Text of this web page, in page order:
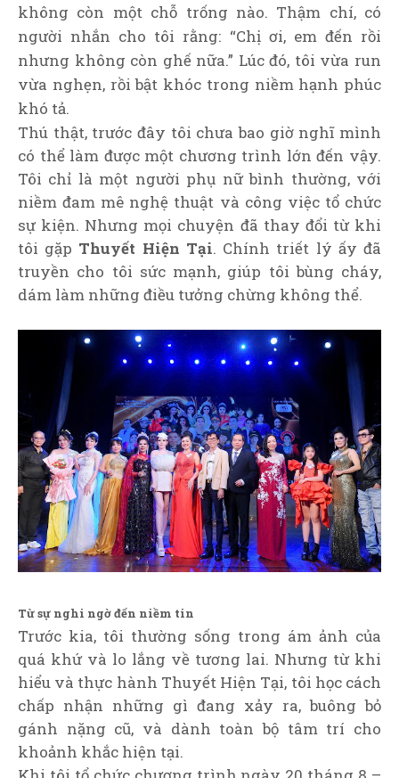
không còn một chỗ trống nào. Thậm chí, có
người nhắn cho tôi rằng: “Chị ơi, em đến rồi
nhưng không còn ghế nữa.” Lúc đó, tôi vừa run
vừa nghẹn, rồi bật khóc trong niềm hạnh phúc
khó tả.
Thú thật, trước đây tôi chưa bao giờ nghĩ mình
có thể làm được một chương trình lớn đến vậy.
Tôi chỉ là một người phụ nữ bình thường, với
niềm đam mê nghệ thuật và công việc tổ chức
sự kiện. Nhưng mọi chuyện đã thay đổi từ khi
tôi gặp Thuyết Hiện Tại. Chính triết lý ấy đã
truyền cho tôi sức mạnh, giúp tôi bùng cháy,
dám làm những điều tưởng chừng không thể.
Từ sự nghi ngờ đến niềm tin
Trước kia, tôi thường sống trong ám ảnh của
quá khứ và lo lắng về tương lai. Nhưng từ khi
hiểu và thực hành Thuyết Hiện Tại, tôi học cách
chấp nhận những gì đang xảy ra, buông bỏ
gánh nặng cũ, và dành toàn bộ tâm trí cho
khoảnh khắc hiện tại.